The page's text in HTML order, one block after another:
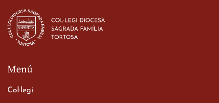
d’ESO-BSD a Irlanda
23 de març de 2026
Menú
Col·legi